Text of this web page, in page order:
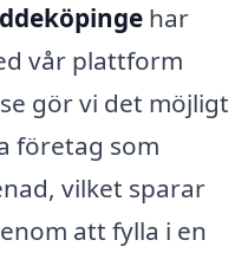
har
vår plattform
gör vi det möjligt
företag som
vilket sparar
att fylla i en